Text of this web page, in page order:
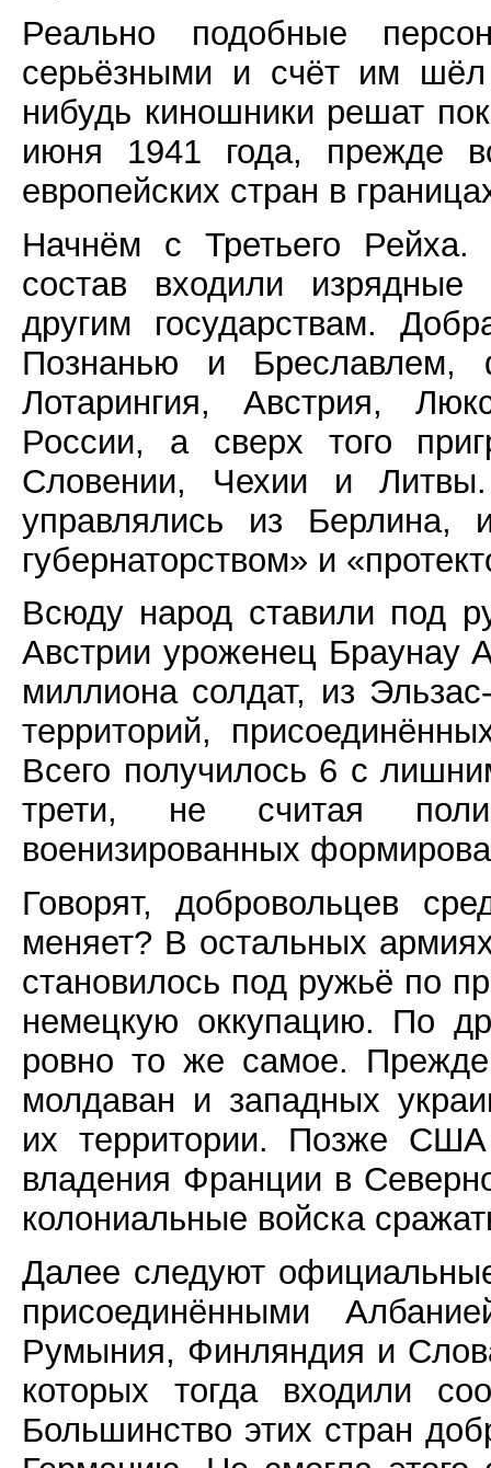
Реально подобные
серьёзными и счёт им
нибудь киношники решат
июня 1941 года, прежде
европейских стран в
Начнём с Третьего
состав входили
другим государствам.
Познанью и Бреславлем,
Лотарингия, Австрия,
России, а сверх того
Словении, Чехии и
управлялись из Берлина,
губернаторством» и
Всюду народ ставили под
Австрии уроженец Браунау
миллиона солдат, из
территорий,
Всего получилось 6 с
трети, не считая
военизированных
Говорят, добровольцев
меняет? В остальных
становилось под ружьё по
немецкую оккупацию. По
ровно то же самое.
молдаван и западных
их территории. Позже
владения Франции в
колониальные войска
Далее следуют
присоединёнными
Румыния, Финляндия и
которых тогда входили
Большинство этих стран